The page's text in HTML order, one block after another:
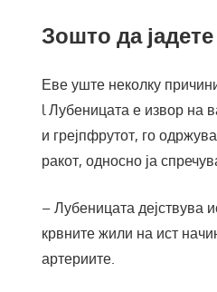
Зошто да
Еве уште неколку
l Лубеницата е извор на
и грејпфрутот, го
ракот, односно ја
– Лубеницата дејствува
крвните жили на ист
артериите.